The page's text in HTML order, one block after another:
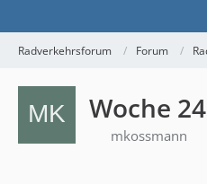
Radverkehrsforum Forum
Woche
mkossmann